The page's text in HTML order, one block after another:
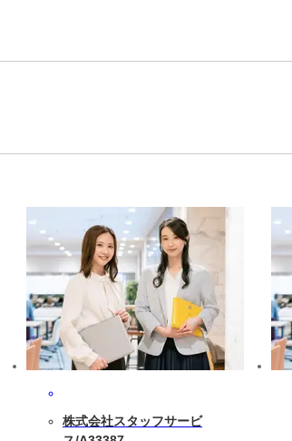
株式会社スタッフサービ